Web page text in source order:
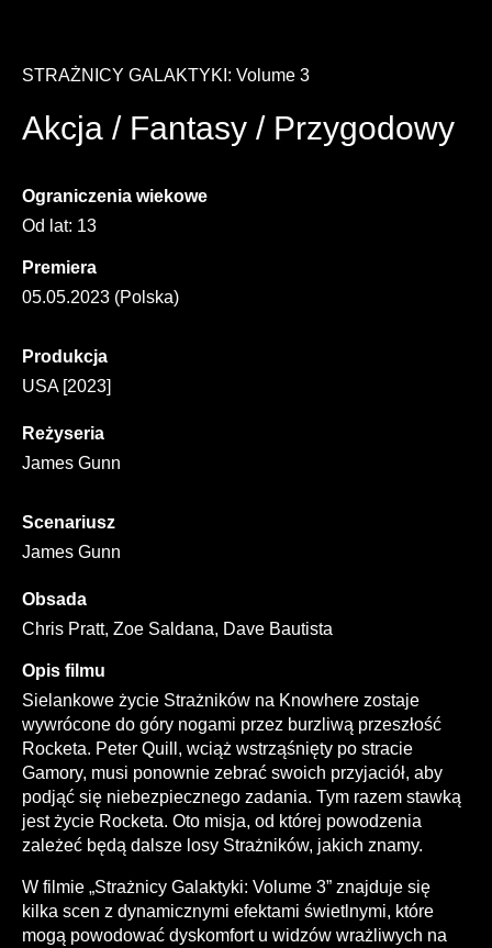
STRAŻNICY GALAKTYKI: Volume 3
Akcja / Fantasy / Przygodowy
Ograniczenia wiekowe
Od lat: 13
Premiera
05.05.2023 (Polska)
Produkcja
USA [2023]
Reżyseria
James Gunn
Scenariusz
James Gunn
Obsada
Chris Pratt, Zoe Saldana, Dave Bautista
Opis filmu
Sielankowe życie Strażników na Knowhere zostaje
wywrócone do góry nogami przez burzliwą przeszłość
Rocketa. Peter Quill, wciąż wstrząśnięty po stracie
Gamory, musi ponownie zebrać swoich przyjaciół, aby
podjąć się niebezpiecznego zadania. Tym razem stawką
jest życie Rocketa. Oto misja, od której powodzenia
zależeć będą dalsze losy Strażników, jakich znamy.
W filmie „Strażnicy Galaktyki: Volume 3” znajduje się
kilka scen z dynamicznymi efektami świetlnymi, które
mogą powodować dyskomfort u widzów wrażliwych na